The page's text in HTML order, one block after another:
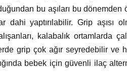
bu aşıları bu dönemden
yaptırılabilir. Grip aşısı
kalabalık ortamlarda
grip çok ağır seyredebilir ve
bebek için güvenli ilaç